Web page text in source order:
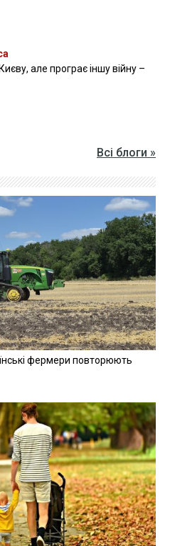
але програє іншу війну –
Всі блоги »
фермери повторюють